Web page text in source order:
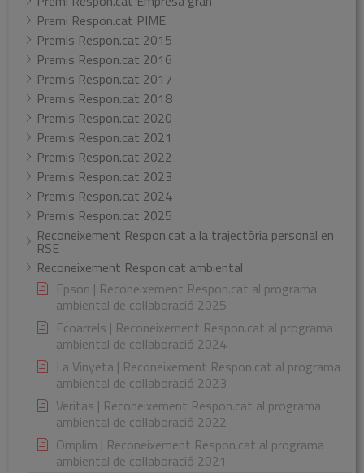
Premi Respon.cat PIME
Premis Respon.cat 2015
Premis Respon.cat 2016
Premis Respon.cat 2017
Premis Respon.cat 2018
Premis Respon.cat 2020
Premis Respon.cat 2021
Premis Respon.cat 2022
Premis Respon.cat 2023
Premis Respon.cat 2024
Premis Respon.cat 2025
Reconeixement Respon.cat a la trajectòria personal en
RSE
Reconeixement Respon.cat ambiental
Epson | Reconeixement Respon.cat al programa
ambiental de col·laboració 2025
Ecoarrels | Reconeixement Respon.cat al programa
ambiental de col·laboració 2024
La Vinyeta | Reconeixement Respon.cat al programa
ambiental de col·laboració 2023
Veritas | Reconeixement Respon.cat al programa
ambiental de col·laboració 2022
Omplim | Reconeixement Respon.cat al programa
ambiental de col·laboració 2021